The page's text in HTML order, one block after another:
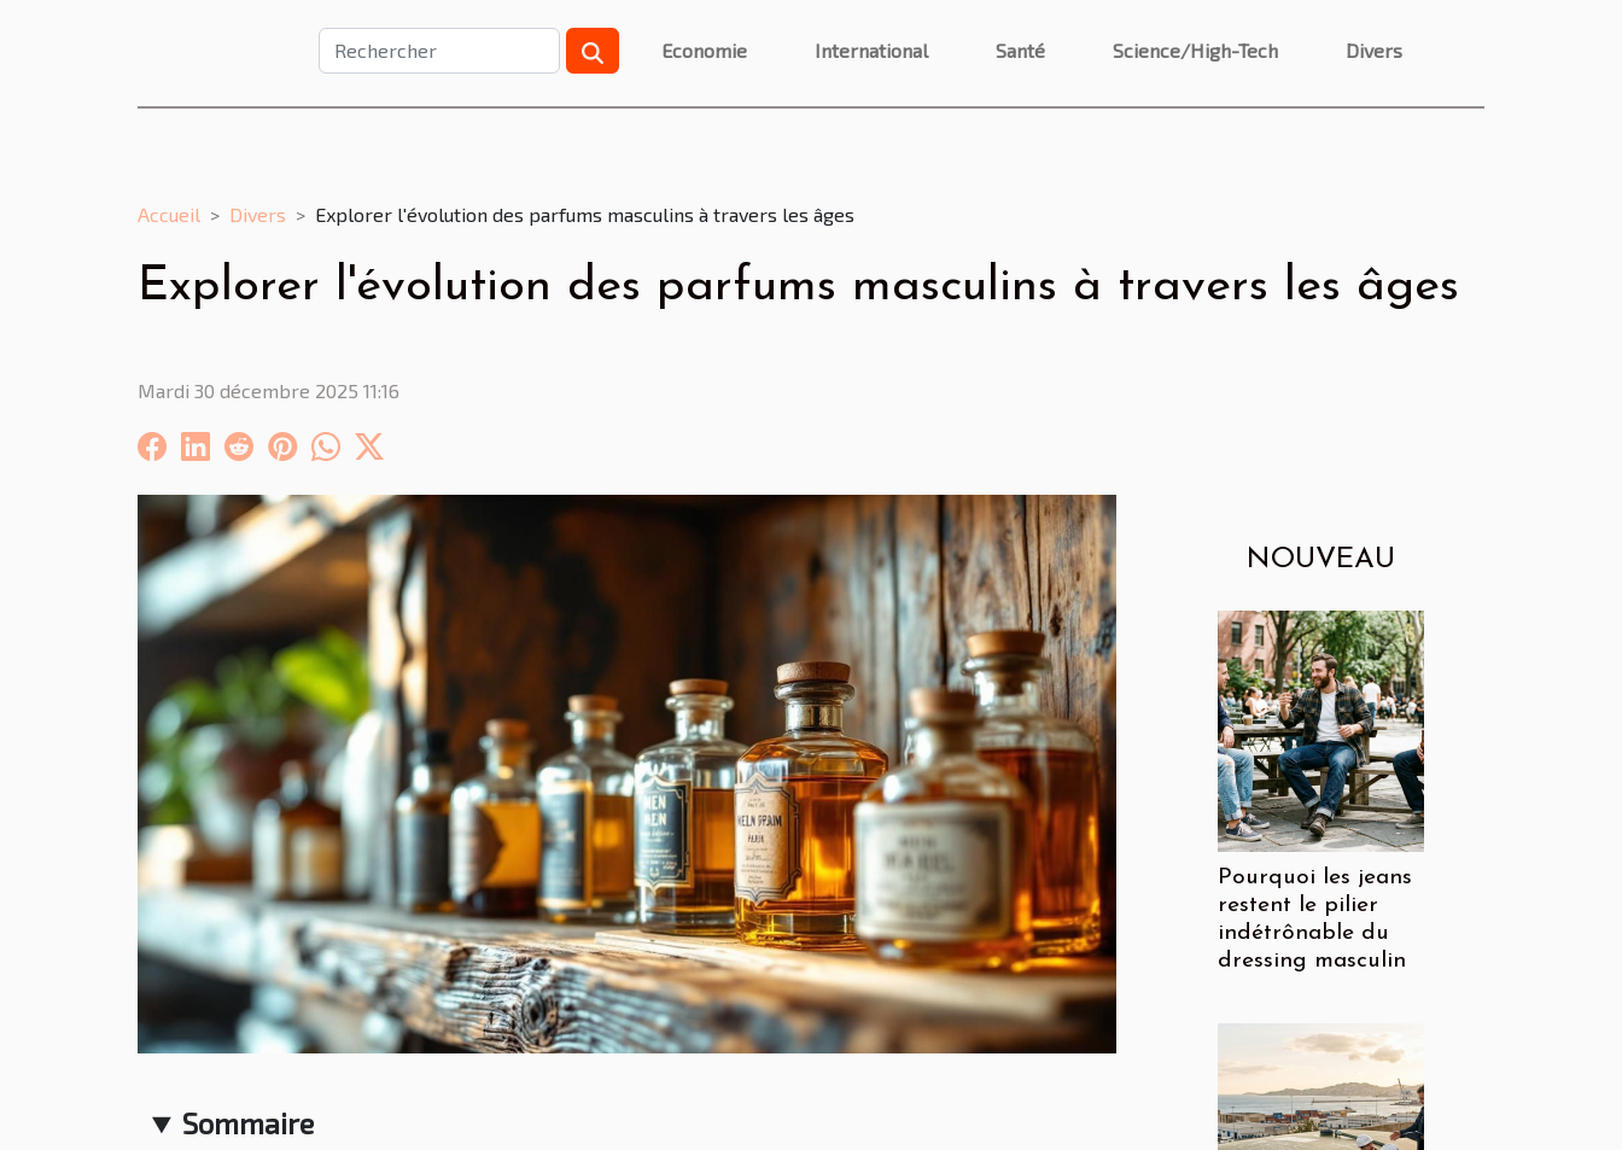
Economie International Santé Science/High-Tech Divers
Accueil Divers Explorer l'évolution des parfums masculins à travers les âges
Explorer l'évolution des parfums masculins à travers les âges
Mardi 30 décembre 2025 11:16
Sommaire
NOUVEAU
Pourquoi les jeans
restent le pilier
indétrônable du
dressing masculin